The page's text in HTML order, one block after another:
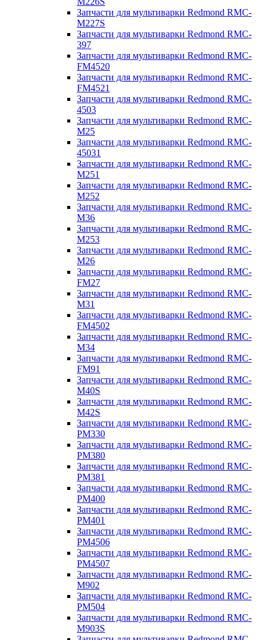
Запчасти для мультиварки Redmond RMC-
M227S
Запчасти для мультиварки Redmond RMC-
397
Запчасти для мультиварки Redmond RMC-
FM4520
Запчасти для мультиварки Redmond RMC-
FM4521
Запчасти для мультиварки Redmond RMC-
4503
Запчасти для мультиварки Redmond RMC-
M25
Запчасти для мультиварки Redmond RMC-
45031
Запчасти для мультиварки Redmond RMC-
M251
Запчасти для мультиварки Redmond RMC-
M252
Запчасти для мультиварки Redmond RMC-
M36
Запчасти для мультиварки Redmond RMC-
M253
Запчасти для мультиварки Redmond RMC-
M26
Запчасти для мультиварки Redmond RMC-
FM27
Запчасти для мультиварки Redmond RMC-
M31
Запчасти для мультиварки Redmond RMC-
FM4502
Запчасти для мультиварки Redmond RMC-
M34
Запчасти для мультиварки Redmond RMC-
FM91
Запчасти для мультиварки Redmond RMC-
M40S
Запчасти для мультиварки Redmond RMC-
M42S
Запчасти для мультиварки Redmond RMC-
PM330
Запчасти для мультиварки Redmond RMC-
PM380
Запчасти для мультиварки Redmond RMC-
PM381
Запчасти для мультиварки Redmond RMC-
PM400
Запчасти для мультиварки Redmond RMC-
PM401
Запчасти для мультиварки Redmond RMC-
PM4506
Запчасти для мультиварки Redmond RMC-
PM4507
Запчасти для мультиварки Redmond RMC-
M902
Запчасти для мультиварки Redmond RMC-
PM504
Запчасти для мультиварки Redmond RMC-
M903S